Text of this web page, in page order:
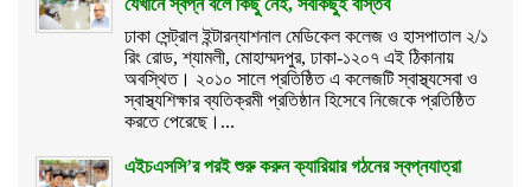
যেখানে স্বপ্ন বলে কিছু নেই, সবকিছুই বাস্তব
ঢাকা সেন্ট্রাল ইন্টারন্যাশনাল মেডিকেল কলেজ ও হাসপাতাল ২/১
রিং রোড, শ্যামলী, মোহাম্মদপুর, ঢাকা-১২০৭ এই ঠিকানায়
অবস্থিত। ২০১০ সালে প্রতিষ্ঠিত এ কলেজটি স্বাস্থ্যসেবা ও
স্বাস্থ্যশিক্ষার ব্যতিক্রমী প্রতিষ্ঠান হিসেবে নিজেকে প্রতিষ্ঠিত
করতে পেরেছে।...
এইচএসসি’র পরই শুরু করুন ক্যারিয়ার গঠনের স্বপ্নযাত্রা